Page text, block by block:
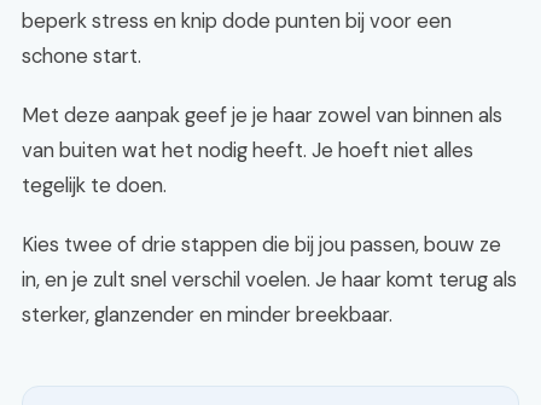
beperk stress en knip dode punten bij voor een
schone start.
Met deze aanpak geef je je haar zowel van binnen als
van buiten wat het nodig heeft. Je hoeft niet alles
tegelijk te doen.
Kies twee of drie stappen die bij jou passen, bouw ze
in, en je zult snel verschil voelen. Je haar komt terug als
sterker, glanzender en minder breekbaar.